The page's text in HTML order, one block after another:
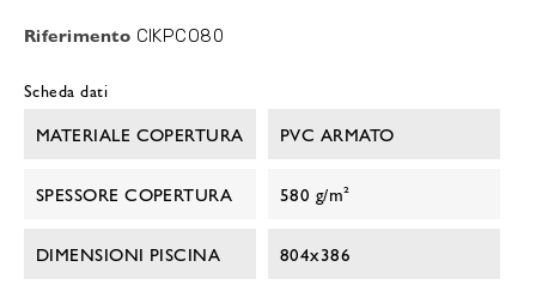
Riferimento CIKPCO80
Scheda dati
MATERIALE COPERTURA PVC ARMATO
SPESSORE COPERTURA 580 g/m²
DIMENSIONI PISCINA 804x386